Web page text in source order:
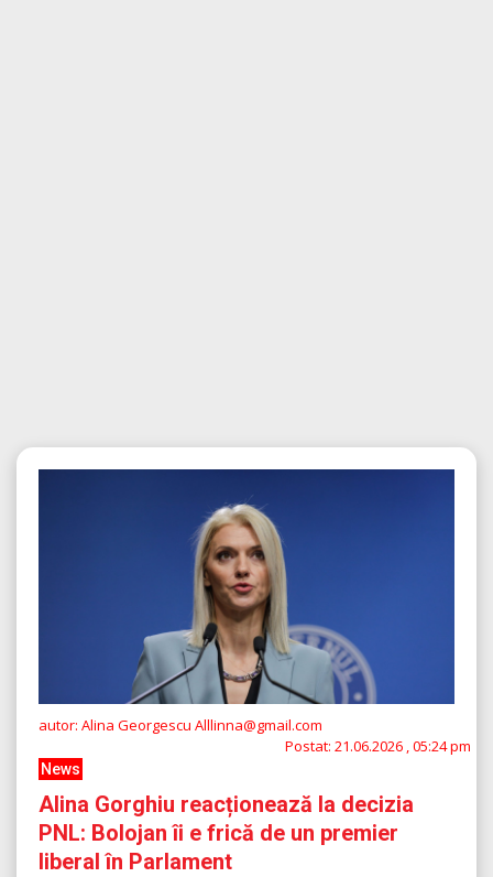
autor: Alina Georgescu Alllinna@gmail.com
Postat: 21.06.2026 , 05:24 pm
News
Alina Gorghiu reacționează la decizia
PNL: Bolojan îi e frică de un premier
liberal în Parlament